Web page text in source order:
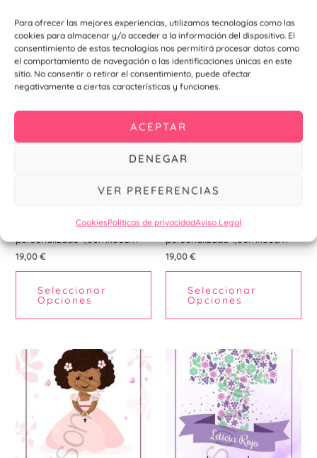
Para ofrecer las mejores experiencias, utilizamos tecnologías como las
cookies para almacenar y/o acceder a la información del dispositivo. El
consentimiento de estas tecnologías nos permitirá procesar datos como
el comportamiento de navegación o las identificaciones únicas en este
sitio. No consentir o retirar el consentimiento, puede afectar
negativamente a ciertas características y funciones.
ACEPTAR
DENEGAR
VER PREFERENCIAS
CookiesPolíticas de privacidadAviso Legal
Xbanner Comunión Citron
personalizado 1,60mx60cm
19,00€
Seleccionar
Opciones
Xbanner Comunión Luna
personalizado 1,60mx60cm
19,00€
Seleccionar
Opciones